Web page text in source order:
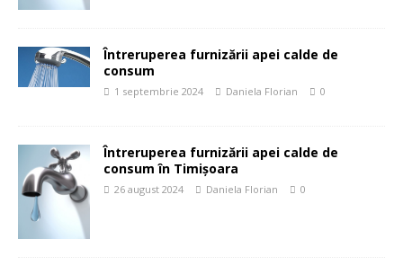
Întreruperea furnizării apei calde de
consum
1 septembrie 2024 Daniela Florian 0
Întreruperea furnizării apei calde de
consum în Timișoara
26 august 2024 Daniela Florian 0